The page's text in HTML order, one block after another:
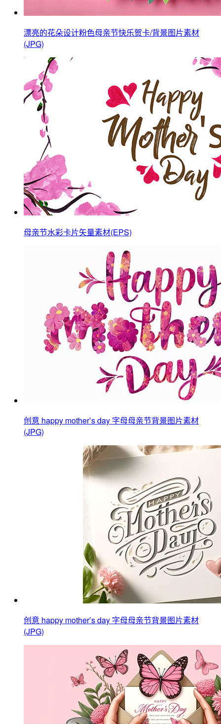
漂亮的花朵设计粉色母亲节快乐贺卡/背景图片素材
(JPG)
母亲节水彩卡片矢量素材(EPS)
创意 happy mother’s day 字母母亲节背景图片素材
(JPG)
创意 happy mother’s day 字母母亲节背景图片素材
(JPG)